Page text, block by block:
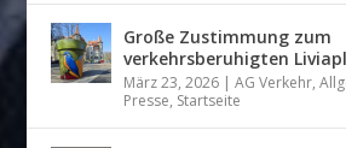
Große Zustimmung zum
verkehrsberuhigten
März 23, 2026 |AG Verkehr,
Presse, Startseite